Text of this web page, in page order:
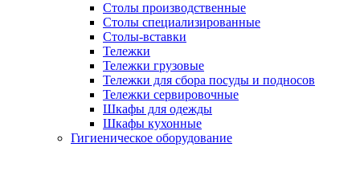
Столы производственные
Столы специализированные
Столы-вставки
Тележки
Тележки грузовые
Тележки для сбора посуды и подносов
Тележки сервировочные
Шкафы для одежды
Шкафы кухонные
Гигиеническое оборудование